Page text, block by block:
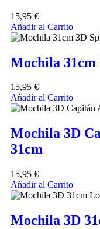
15,95 €
Añadir al Carrito
Mochila 31cm
15,95 €
Añadir al Carrito
Mochila 3D
31cm
15,95 €
Añadir al Carrito
Mochila 3D